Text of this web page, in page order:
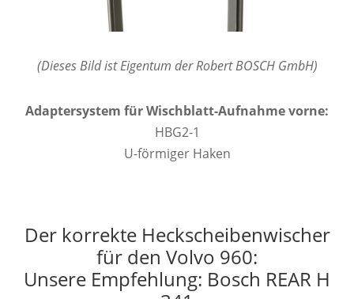
(Dieses Bild ist Eigentum der Robert BOSCH GmbH)
Adaptersystem für Wischblatt-Aufnahme vorne:
HBG2-1
U-förmiger Haken
Der korrekte Heckscheibenwischer
für den Volvo 960:
Unsere Empfehlung: Bosch REAR H